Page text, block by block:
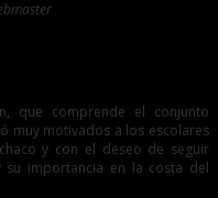
que comprende el conjunto
muy motivados a los escolares
y con el deseo de seguir
importancia en la costa del